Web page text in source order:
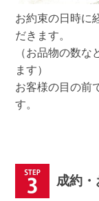
お約束の日時に
だきます。
（お品物の数
ます）
お客様の目の前
す。
成約